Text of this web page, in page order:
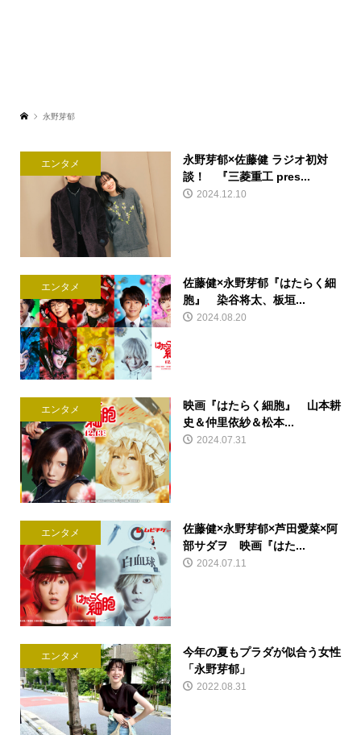
永野芽郁
エンタメ
永野芽郁×佐藤健 ラジオ初対
談！ 『三菱重工 pres...
2024.12.10
エンタメ
佐藤健×永野芽郁『はたらく細
胞』 染谷将太、板垣...
2024.08.20
エンタメ
映画『はたらく細胞』 山本耕
史＆仲里依紗＆松本...
2024.07.31
エンタメ
佐藤健×永野芽郁×芦田愛菜×阿
部サダヲ 映画『はた...
2024.07.11
エンタメ
今年の夏もプラダが似合う女性
「永野芽郁」
2022.08.31